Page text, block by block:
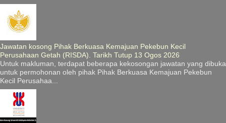
Jawatan kosong Pihak Berkuasa Kemajuan Pekebun Kecil
Perusahaan Getah (RISDA). Tarikh Tutup 13 Ogos 2026
Untuk makluman, terdapat beberapa kekosongan jawatan yang dibuka
untuk permohonan oleh pihak Pihak Berkuasa Kemajuan Pekebun
Kecil Perusahaa...